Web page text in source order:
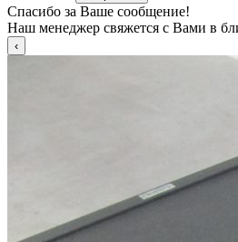
Спасибо за Ваше сообщение!
Наш менеджер свяжется с Вами в